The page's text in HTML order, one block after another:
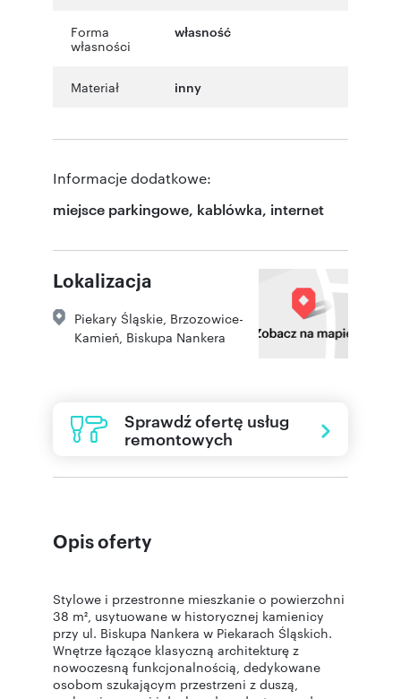
Forma
własności
własność
Materiał inny
Informacje dodatkowe:
miejsce parkingowe, kablówka, internet
Lokalizacja
Piekary Śląskie Brzozowice-
Kamień Biskupa Nankera
Sprawdź ofertę usług
remontowych
Opis oferty
Stylowe i przestronne mieszkanie o powierzchni
38 m², usytuowane w historycznej kamienicy
przy ul. Biskupa Nankera w Piekarach Śląskich.
Wnętrze łączące klasyczną architekturę z
nowoczesną funkcjonalnością, dedykowane
osobom szukającym przestrzeni z duszą,